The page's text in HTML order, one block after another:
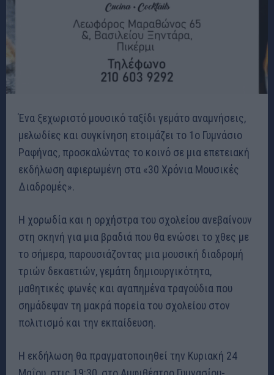
Ένα ξεχωριστό μουσικό ταξίδι γεμάτο αναμνήσεις,
μελωδίες και συγκίνηση ετοιμάζει το 1ο Γυμνάσιο
Ραφήνας, προσκαλώντας το κοινό σε μια επετειακή
εκδήλωση αφιερωμένη στα «30 Χρόνια Μουσικές
Διαδρομές».
Η χορωδία και η ορχήστρα του σχολείου ανεβαίνουν
στη σκηνή για μια βραδιά που θα ενώσει το χθες με
το σήμερα, παρουσιάζοντας μια μουσική διαδρομή
τριών δεκαετιών, γεμάτη δημιουργικότητα,
μαθητικές φωνές και αγαπημένα τραγούδια που
σημάδεψαν τη μακρά πορεία του σχολείου στον
πολιτισμό και την εκπαίδευση.
Η εκδήλωση θα πραγματοποιηθεί την Κυριακή 24